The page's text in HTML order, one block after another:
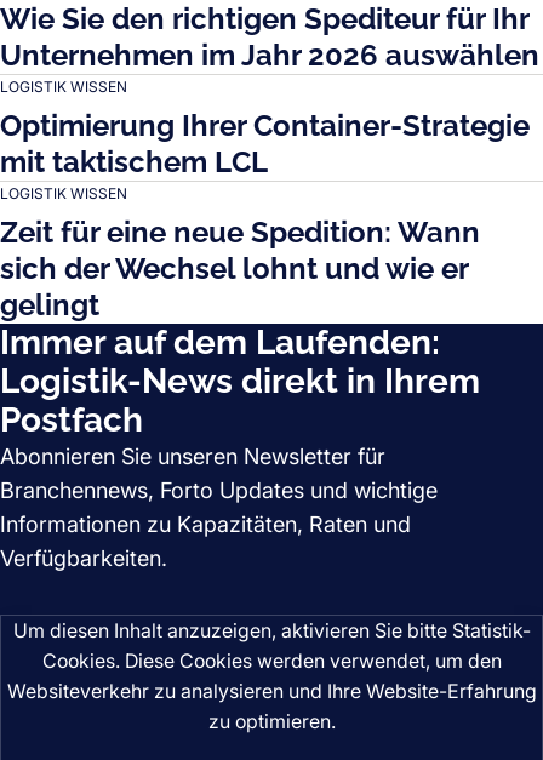
Wie Sie den richtigen Spediteur für Ihr
Unternehmen im Jahr 2026 auswählen
LOGISTIK WISSEN
Optimierung Ihrer Container-Strategie
mit taktischem LCL
LOGISTIK WISSEN
Zeit für eine neue Spedition: Wann
sich der Wechsel lohnt und wie er
gelingt
Immer auf dem Laufenden:
Logistik-News direkt in Ihrem
Postfach
Abonnieren Sie unseren Newsletter für
Branchennews, Forto Updates und wichtige
Informationen zu Kapazitäten, Raten und
Verfügbarkeiten.
Um diesen Inhalt anzuzeigen, aktivieren Sie bitte Statistik-
Cookies. Diese Cookies werden verwendet, um den
Websiteverkehr zu analysieren und Ihre Website-Erfahrung
zu optimieren.